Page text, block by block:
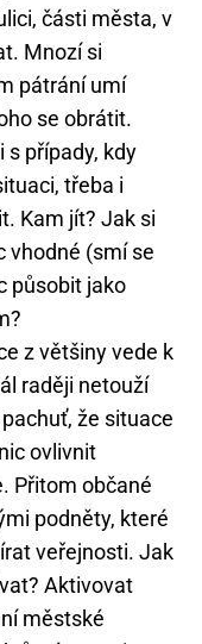
části města, v
Mnozí si
pátrání umí
se obrátit.
s případy, kdy
třeba i
Kam jít? Jak si
vhodné (smí se
působit jako
z většiny vede k
raději netouží
že situace
ovlivnit
Přitom občané
podněty, které
veřejnosti. Jak
Aktivovat
městské